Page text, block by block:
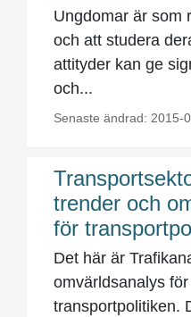
Ungdomar är som
och att studera
attityder kan ge
och...
Senaste ändrad: 2015-
trender och
för
Det här är
omvärldsanalys
transportpolitiken.